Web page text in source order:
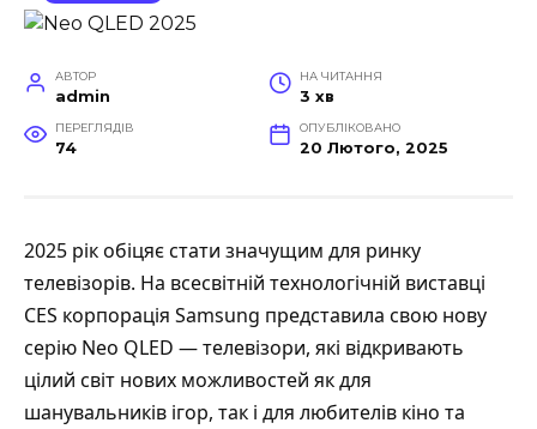
АВТОР
admin
НА ЧИТАННЯ
3 хв
ПЕРЕГЛЯДІВ
74
ОПУБЛІКОВАНО
20 Лютого, 2025
2025 рік обіцяє стати значущим для ринку
телевізорів. На всесвітній технологічній виставці
CES корпорація Samsung представила свою нову
серію Neo QLED — телевізори, які відкривають
цілий світ нових можливостей як для
шанувальників ігор, так і для любителів кіно та